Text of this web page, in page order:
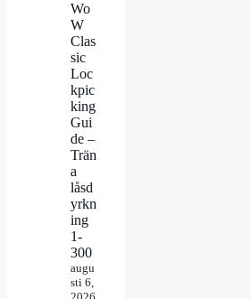
Wo
W
Clas
sic
Loc
kpic
king
Gui
de –
Trän
a
låsd
yrkn
ing
1-
300
augu
sti 6,